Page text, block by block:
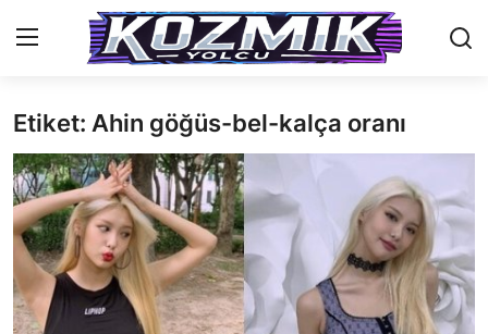
Anasayfa
İletişim
Genel
Anime Önerileri
Kore Dünyası
Etiket: Ahin göğüs-bel-kalça oranı